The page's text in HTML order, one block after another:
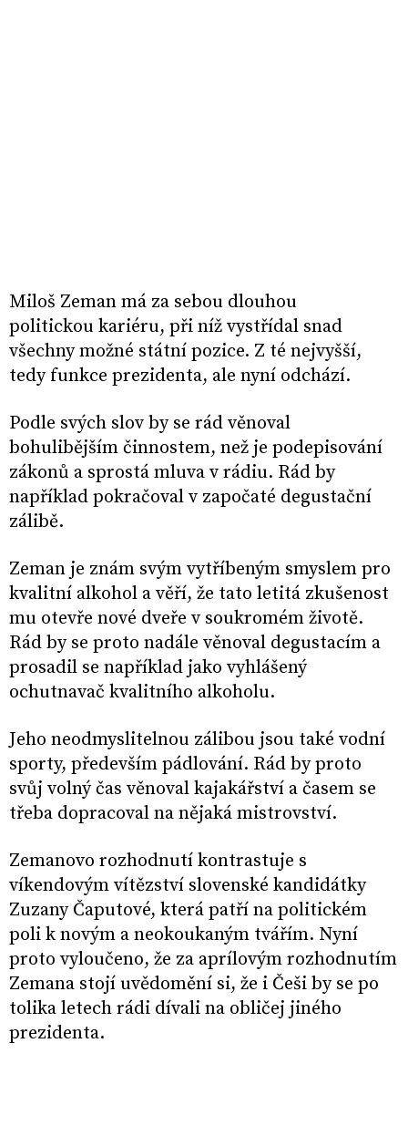
Miloš Zeman má za sebou dlouhou
politickou kariéru, při níž vystřídal snad
všechny možné státní pozice. Z té nejvyšší,
tedy funkce prezidenta, ale nyní odchází.
Podle svých slov by se rád věnoval
bohulibějším činnostem, než je podepisování
zákonů a sprostá mluva v rádiu. Rád by
například pokračoval v započaté degustační
zálibě.
Zeman je znám svým vytříbeným smyslem pro
kvalitní alkohol a věří, že tato letitá zkušenost
mu otevře nové dveře v soukromém životě.
Rád by se proto nadále věnoval degustacím a
prosadil se například jako vyhlášený
ochutnavač kvalitního alkoholu.
Jeho neodmyslitelnou zálibou jsou také vodní
sporty, především pádlování. Rád by proto
svůj volný čas věnoval kajakářství a časem se
třeba dopracoval na nějaká mistrovství.
Zemanovo rozhodnutí kontrastuje s
víkendovým vítězství slovenské kandidátky
Zuzany Čaputové, která patří na politickém
poli k novým a neokoukaným tvářím. Nyní
proto vyloučeno, že za aprílovým rozhodnutím
Zemana stojí uvědomění si, že i Češi by se po
tolika letech rádi dívali na obličej jiného
prezidenta.